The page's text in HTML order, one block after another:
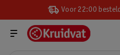
Voor 22:00